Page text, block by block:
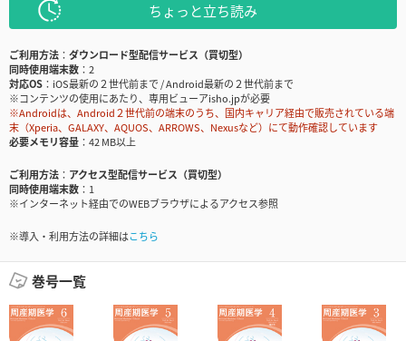
ちょっと立ち読み
ご利用方法
ダウンロード型配信サービス（買切型）
同時使用端末数
2
対応OS
iOS最新の２世代前まで / Android最新の２世代前まで
※コンテンツの使用にあたり、専用ビューアisho.jpが必要
※Androidは、Android２世代前の端末のうち、国内キャリア経由で販売されている端
末（Xperia、GALAXY、AQUOS、ARROWS、Nexusなど）にて動作確認しています
必要メモリ容量
42 MB以上
ご利用方法
アクセス型配信サービス（買切型）
同時使用端末数
1
※インターネット経由でのWEBブラウザによるアクセス参照
※導入・利用方法の詳細はこちら
巻号一覧